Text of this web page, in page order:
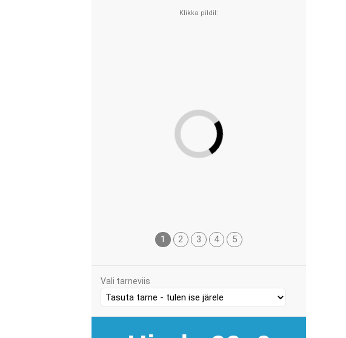
1 2 3 4 5
Vali tarneviis